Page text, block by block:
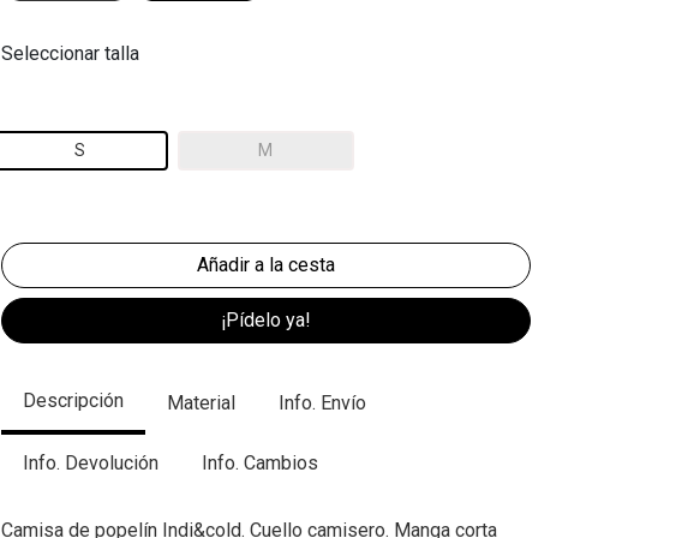
Seleccionar talla
S M
¡Pídelo ya!
Descripción Material Info. Envío
Info. Devolución Info. Cambios
Camisa de popelín Indi&cold. Cuello camisero. Manga corta